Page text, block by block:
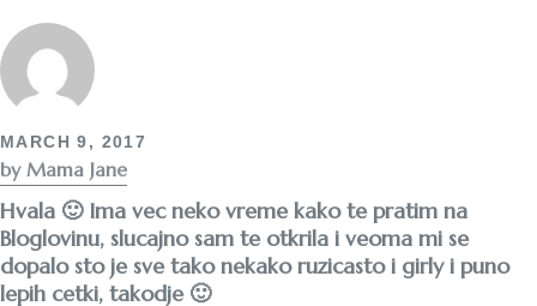
MARCH 9, 2017
by Mama Jane
Hvala 🙂 Ima vec neko vreme kako te pratim na
Bloglovinu, slucajno sam te otkrila i veoma mi se
dopalo sto je sve tako nekako ruzicasto i girly i puno
lepih cetki, takodje 🙂